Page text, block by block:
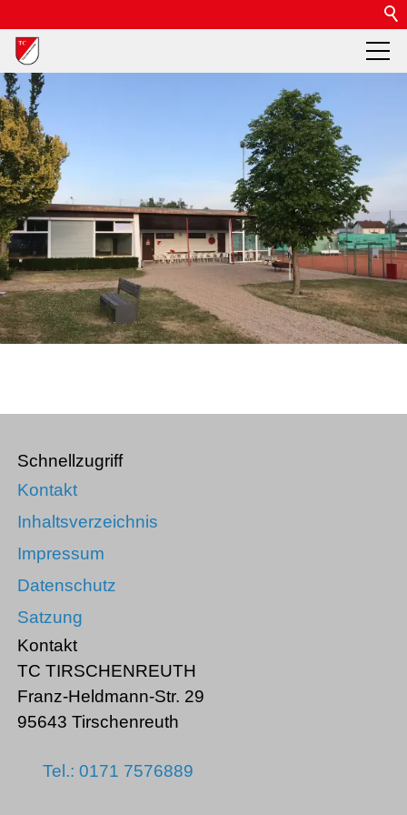
Schnellzugriff
Kontakt
Inhaltsverzeichnis
Impressum
Datenschutz
Satzung
Kontakt
TC TIRSCHENREUTH
Franz-Heldmann-Str. 29
95643 Tirschenreuth
Tel.: 0171 7576889